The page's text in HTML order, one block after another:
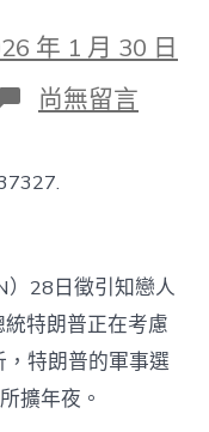
年 1 月 30 日
在
〈特
OSDER
奧
北
汽
車
普
被
曝
尚無留言
）28日徵引知戀人
統特朗普正在考慮
特朗普的軍事選
擴年夜。